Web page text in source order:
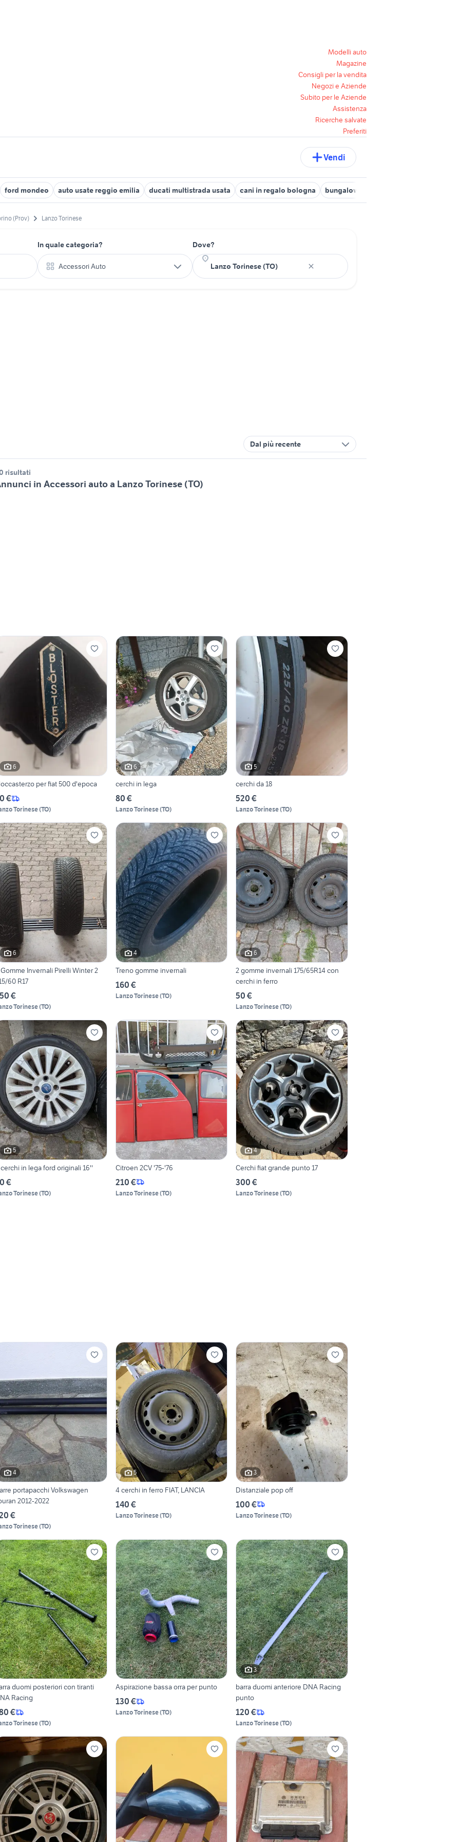
Modelli auto
Magazine
Consigli per la vendita
Negozi e Aziende
Subito per le Aziende
Assistenza
Ricerche salvate
Preferiti
Vendi
ford mondeo auto usate reggio emilia ducati multistrada usata cani in regalo bologna bungalow Emilia Romagna
(Prov) Lanzo Torinese
In quale categoria?
Accessori Auto
Dove?
Dal più recente
risultati
in Accessori auto a Lanzo Torinese (TO)
6
per fiat 500 d'epoca
€
Torinese(TO)
6
cerchi in lega
80 €
Lanzo Torinese(TO)
5
cerchi da 18
520 €
Lanzo Torinese(TO)
6
Invernali Pirelli Winter 2
60 R17
€
Torinese(TO)
4
Treno gomme invernali
160 €
Lanzo Torinese(TO)
6
2 gomme invernali 175/65R14 con
cerchi in ferro
50 €
Lanzo Torinese(TO)
5
in lega ford originali 16''
€
Torinese(TO)
Citroen 2CV '75-'76
210 €
Lanzo Torinese(TO)
4
Cerchi fiat grande punto 17
300 €
Lanzo Torinese(TO)
4
portapacchi Volkswagen
2012-2022
€
Torinese(TO)
5
4 cerchi in ferro FIAT, LANCIA
140 €
Lanzo Torinese(TO)
3
Distanziale pop off
100 €
Lanzo Torinese(TO)
duomi posteriori con tiranti
Racing
€
Torinese(TO)
Aspirazione bassa orra per punto
130 €
Lanzo Torinese(TO)
3
barra duomi anteriore DNA Racing
punto
120 €
Lanzo Torinese(TO)